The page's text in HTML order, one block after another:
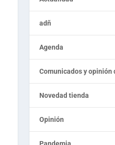
adñ
Agenda
Comunicados y opinión
Novedad tienda
Opinión